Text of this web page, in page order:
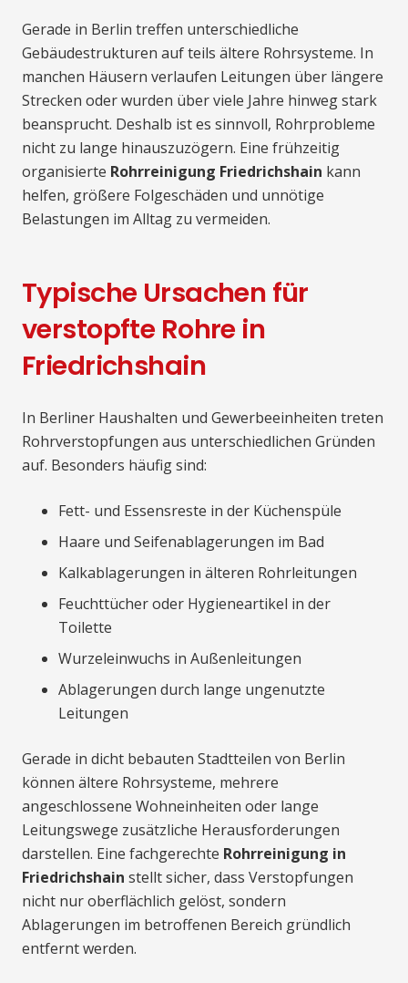
Gerade in Berlin treffen unterschiedliche
Gebäudestrukturen auf teils ältere Rohrsysteme. In
manchen Häusern verlaufen Leitungen über längere
Strecken oder wurden über viele Jahre hinweg stark
beansprucht. Deshalb ist es sinnvoll, Rohrprobleme
nicht zu lange hinauszuzögern. Eine frühzeitig
organisierte Rohrreinigung Friedrichshain kann
helfen, größere Folgeschäden und unnötige
Belastungen im Alltag zu vermeiden.
Typische Ursachen für
verstopfte Rohre in
Friedrichshain
In Berliner Haushalten und Gewerbeeinheiten treten
Rohrverstopfungen aus unterschiedlichen Gründen
auf. Besonders häufig sind:
Fett- und Essensreste in der Küchenspüle
Haare und Seifenablagerungen im Bad
Kalkablagerungen in älteren Rohrleitungen
Feuchttücher oder Hygieneartikel in der
Toilette
Wurzeleinwuchs in Außenleitungen
Ablagerungen durch lange ungenutzte
Leitungen
Gerade in dicht bebauten Stadtteilen von Berlin
können ältere Rohrsysteme, mehrere
angeschlossene Wohneinheiten oder lange
Leitungswege zusätzliche Herausforderungen
darstellen. Eine fachgerechte Rohrreinigung in
Friedrichshain stellt sicher, dass Verstopfungen
nicht nur oberflächlich gelöst, sondern
Ablagerungen im betroffenen Bereich gründlich
entfernt werden.